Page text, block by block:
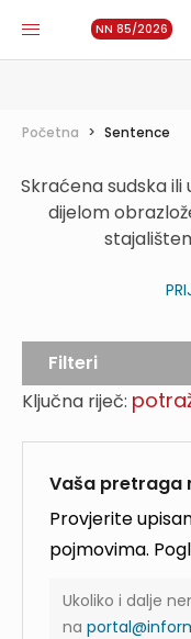
NN 85/2026
Početna > Sentence
Skraćena sudska
dijelom
Ključna riječ:
Vaša pretraga
Provjerite
pojmovima.
Ukoliko i dalje
na
Filteri